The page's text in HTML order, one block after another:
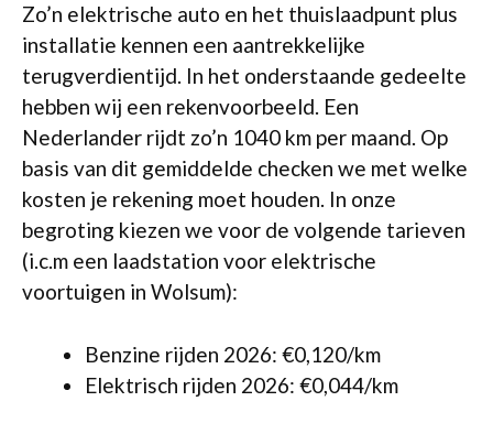
Zo’n elektrische auto en het thuislaadpunt plus
installatie kennen een aantrekkelijke
terugverdientijd. In het onderstaande gedeelte
hebben wij een rekenvoorbeeld. Een
Nederlander rijdt zo’n 1040 km per maand. Op
basis van dit gemiddelde checken we met welke
kosten je rekening moet houden. In onze
begroting kiezen we voor de volgende tarieven
(i.c.m een laadstation voor elektrische
voortuigen in Wolsum):
Benzine rijden 2026: €0,120/km
Elektrisch rijden 2026: €0,044/km